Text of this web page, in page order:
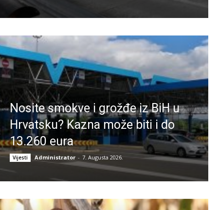
Nosite smokve i grožđe iz BiH u
Hrvatsku? Kazna može biti i do
13.260 eura
Vijesti Administrator - 7. Augusta 2026.